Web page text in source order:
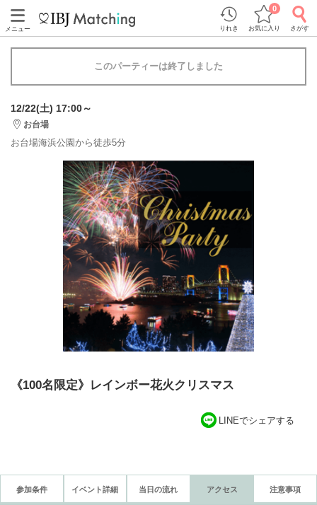
メニュー りれき お気に入り
0
さがす
このパーティーは終了しました
12/22(土) 17:00～
お台場
お台場海浜公園から徒歩5分
《100名限定》レインボー花火クリスマス
LINEでシェアする
参加条件 イベント詳細 当日の流れ アクセス 注意事項